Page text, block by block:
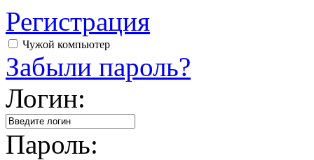
Регистрация
Чужой компьютер
Забыли пароль?
Логин:
Пароль: